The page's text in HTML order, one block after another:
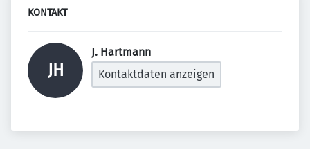
KONTAKT
JH
J. Hartmann
Kontaktdaten anzeigen